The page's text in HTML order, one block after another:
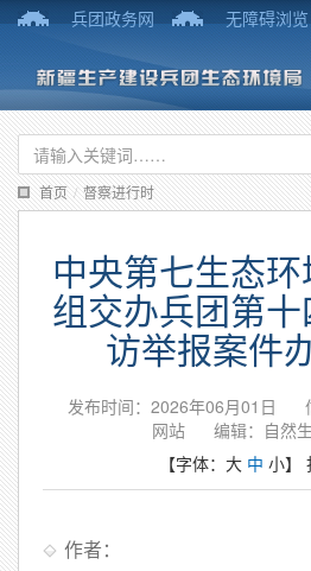
兵团政务网 无障碍浏览
首页 / 督察进行时
中央第七生态
组交办兵团第
访举报案件
发布时间：2026年06月01日
网站
编辑：自然
【字体： 大 中 小】
作者：